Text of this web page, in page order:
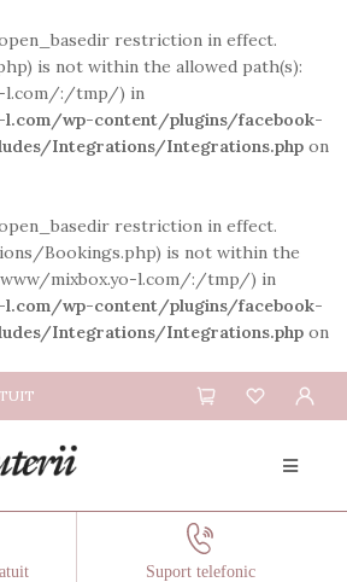
restriction in effect.
is not within the allowed path(s):
l.com/:/tmp/) in
wp-content/plugins/facebook-
Integrations/Integrations.php on
restriction in effect.
Bookings.php) is not within the
mixbox.yo-l.com/:/tmp/) in
wp-content/plugins/facebook-
Integrations/Integrations.php on
Suport telefonic